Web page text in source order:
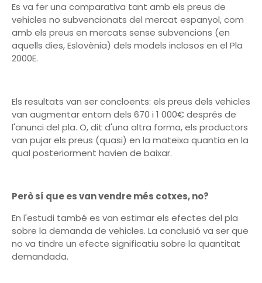
Es va fer una comparativa tant amb els preus de
vehicles no subvencionats del mercat espanyol, com
amb els preus en mercats sense subvencions (en
aquells dies, Eslovènia) dels models inclosos en el Pla
2000E.
Els resultats van ser concloents: els preus dels vehicles
van augmentar entorn dels 670 i 1 000€ després de
l'anunci del pla. O, dit d'una altra forma, els productors
van pujar els preus (quasi) en la mateixa quantia en la
qual posteriorment havien de baixar.
Però sí que es van vendre més cotxes, no?
En l'estudi també es van estimar els efectes del pla
sobre la demanda de vehicles. La conclusió va ser que
no va tindre un efecte significatiu sobre la quantitat
demandada.